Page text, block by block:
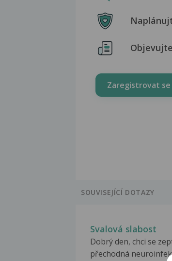
Zaregistrovat se
SOUVISEJÍCÍ DOTAZY
Svalová slabost
Dobrý den, chci se
přechodná